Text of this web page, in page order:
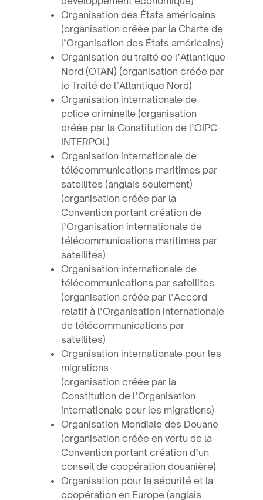
Organisation des États américains
(organisation créée par la Charte de
l’Organisation des États américains)
Organisation du traité de l’Atlantique
Nord (OTAN) (organisation créée par
le Traité de l’Atlantique Nord)
Organisation internationale de
police criminelle (organisation
créée par la Constitution de l’OIPC-
INTERPOL)
Organisation internationale de
télécommunications maritimes par
satellites (anglais seulement)
(organisation créée par la
Convention portant création de
l’Organisation internationale de
télécommunications maritimes par
satellites)
Organisation internationale de
télécommunications par satellites
(organisation créée par l’Accord
relatif à l’Organisation internationale
de télécommunications par
satellites)
Organisation internationale pour les
migrations
(organisation créée par la
Constitution de l’Organisation
internationale pour les migrations)
Organisation Mondiale des Douane
(organisation créée en vertu de la
Convention portant création d’un
conseil de coopération douanière)
Organisation pour la sécurité et la
coopération en Europe (anglais